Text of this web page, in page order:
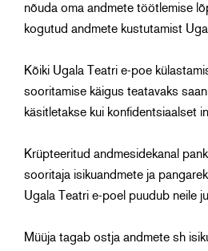
nõuda oma andmete töötlemise
kogutud andmete kustutamist
Kõiki Ugala Teatri e-poe
sooritamise käigus teatavaks
käsitletakse kui konfidentsiaalset
Krüpteeritud andmesidekanal
sooritaja isikuandmete ja
Ugala Teatri e-poel puudub neile
Müüja tagab ostja andmete sh